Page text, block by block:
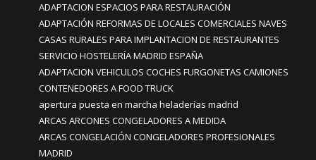
ADAPTACION ESPACIOS PARA RESTAURACIÓN
ADAPTACIÓN REFORMAS DE LOCALES COMERCIALES NAVES
CASAS RURALES PARA IMPLANTACION DE RESTAURANTES
SERVICIO HOSTELERÍA MADRID ESPAÑA
ADAPTACION VEHICULOS COCHES FURGONETAS CAMIONES
CONTENEDORES A FOOD TRUCK
apertura puesta en marcha heladerías madrid
ARCAS ARCONES CONGELADORES A MEDIDA
ARCAS CONGELACIÓN CONGELADORES PROFESIONALES
MADRID